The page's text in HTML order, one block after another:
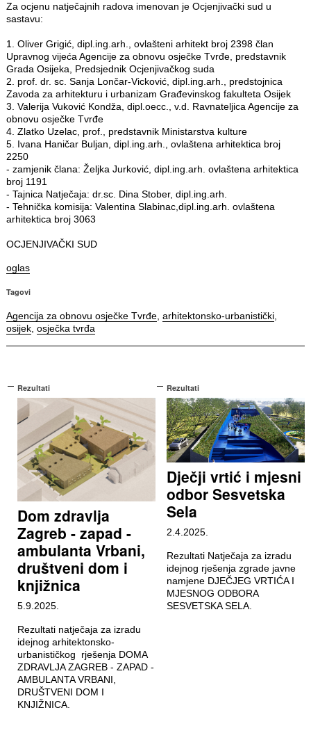
Za ocjenu natječajnih radova imenovan je Ocjenjivački sud u
sastavu:
1. Oliver Grigić, dipl.ing.arh., ovlašteni arhitekt broj 2398 član
Upravnog vijeća Agencije za obnovu osječke Tvrđe, predstavnik
Grada Osijeka, Predsjednik Ocjenjivačkog suda
2. prof. dr. sc. Sanja Lončar-Vicković, dipl.ing.arh., predstojnica
Zavoda za arhitekturu i urbanizam Građevinskog fakulteta Osijek
3. Valerija Vuković Kondža, dipl.oecc., v.d. Ravnateljica Agencije za
obnovu osječke Tvrđe
4. Zlatko Uzelac, prof., predstavnik Ministarstva kulture
5. Ivana Haničar Buljan, dipl.ing.arh., ovlaštena arhitektica broj
2250
- zamjenik člana: Željka Jurković, dipl.ing.arh. ovlaštena arhitektica
broj 1191
- Tajnica Natječaja: dr.sc. Dina Stober, dipl.ing.arh.
- Tehnička komisija: Valentina Slabinac,dipl.ing.arh. ovlaštena
arhitektica broj 3063
OCJENJIVAČKI SUD
oglas
Tagovi
Agencija za obnovu osječke Tvrđe, arhitektonsko-urbanistički,
osijek, osječka tvrđa
Rezultati
Dom zdravlja
Zagreb - zapad -
ambulanta Vrbani,
društveni dom i
knjižnica
5.9.2025.
Rezultati natječaja za izradu
idejnog arhitektonsko-
urbanističkog rješenja DOMA
ZDRAVLJA ZAGREB - ZAPAD -
AMBULANTA VRBANI,
DRUŠTVENI DOM I
KNJIŽNICA.
Rezultati
Dječji vrtić i mjesni
odbor Sesvetska
Sela
2.4.2025.
Rezultati Natječaja za izradu
idejnog rješenja zgrade javne
namjene DJEČJEG VRTIĆA I
MJESNOG ODBORA
SESVETSKA SELA.